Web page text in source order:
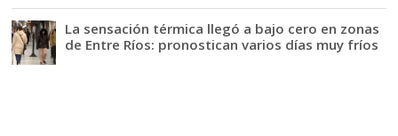
La sensación térmica llegó a bajo cero en zonas
de Entre Ríos: pronostican varios días muy fríos